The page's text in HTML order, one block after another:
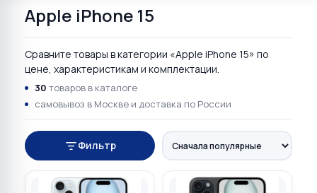
Apple iPhone 15
Сравните товары в категории «Apple iPhone 15» по
цене, характеристикам и комплектации.
30 товаров в каталоге
самовывоз в Москве и доставка по России
Фильтр